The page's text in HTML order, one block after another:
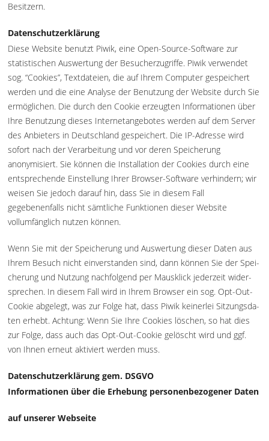
Besitzern.
Datenschutzerklärung
Diese Website benutzt Piwik, eine Open-Source-Software zur
statistischen Auswertung der Besucherzugriffe. Piwik verwendet
sog. “Cookies”, Textdateien, die auf Ihrem Computer gespeichert
werden und die eine Analyse der Benutzung der Website durch Sie
ermöglichen. Die durch den Cookie erzeugten Informationen über
Ihre Benutzung dieses Internetangebotes werden auf dem Server
des Anbieters in Deutschland gespeichert. Die IP-Adresse wird
sofort nach der Verarbeitung und vor deren Speicherung
anonymisiert. Sie können die Installation der Cookies durch eine
entsprechende Einstellung Ihrer Browser-Software verhindern; wir
weisen Sie jedoch darauf hin, dass Sie in diesem Fall
gegebenenfalls nicht sämtliche Funktionen dieser Website
vollumfänglich nutzen können.
Wenn Sie mit der Spei­che­rung und Aus­wer­tung die­ser Daten aus
Ihrem Besuch nicht ein­ver­stan­den sind, dann kön­nen Sie der Spei­
che­rung und Nut­zung nachfolgend per Maus­klick jederzeit wider­
spre­chen. In diesem Fall wird in Ihrem Browser ein sog. Opt-Out-
Cookie abgelegt, was zur Folge hat, dass Piwik kei­ner­lei Sit­zungs­da­
ten erhebt. Achtung: Wenn Sie Ihre Cookies löschen, so hat dies
zur Folge, dass auch das Opt-Out-Cookie gelöscht wird und ggf.
von Ihnen erneut aktiviert werden muss.
Datenschutzerklärung gem. DSGVO
Informationen über die Erhebung personenbezogener Daten
auf unserer Webseite